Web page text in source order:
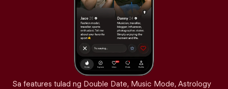
Sa features tulad ng Double Date, Music Mode, Astrology